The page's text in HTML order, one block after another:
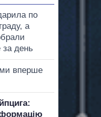
по
а
за день
вперше